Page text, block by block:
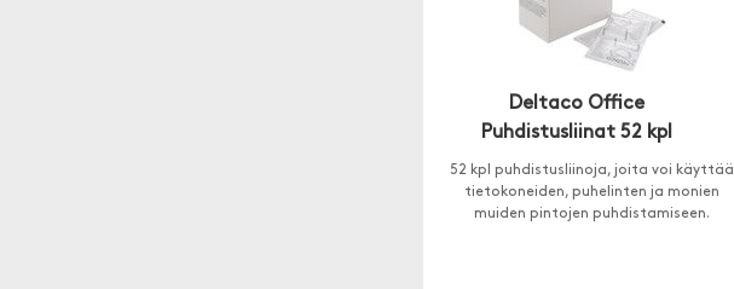
Deltaco Office
Puhdistusliinat 52 kpl
52 kpl puhdistusliinoja, joita voi käyttää
tietokoneiden, puhelinten ja monien
muiden pintojen puhdistamiseen.